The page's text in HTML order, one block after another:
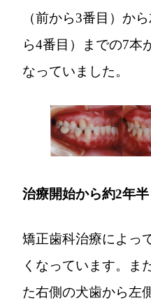
（前から3番目）か
ら4番目）までの7本
なっていました。
治療開始から約2年半
矯正歯科治療によっ
くなっています。ま
た右側の犬歯から左